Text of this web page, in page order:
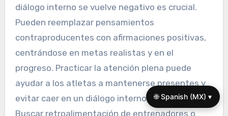
diálogo interno se vuelve negativo es crucial.
Pueden reemplazar pensamientos
contraproducentes con afirmaciones positivas,
centrándose en metas realistas y en el
progreso. Practicar la atención plena puede
ayudar a los atletas a mantenerse presentes y
evitar caer en un diálogo interno negativo.
Buscar retroalimentación de entrenadores o
🌐 Spanish (MX) ▾